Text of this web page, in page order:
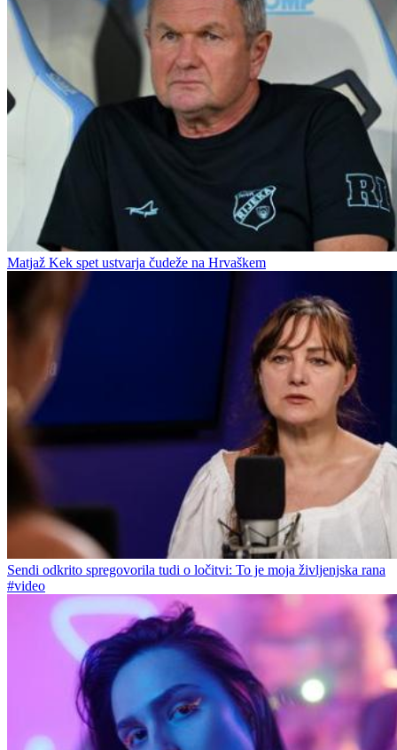
Matjaž Kek spet ustvarja čudeže na Hrvaškem
Sendi odkrito spregovorila tudi o ločitvi: To je moja življenjska rana
#video